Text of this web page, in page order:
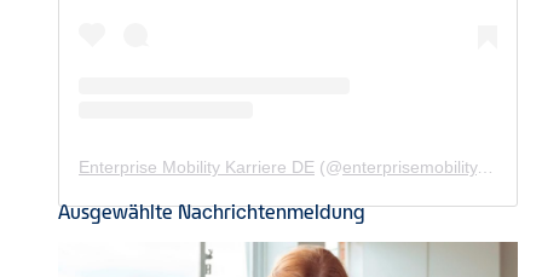
Enterprise Mobility Karriere DE (@enterprisemobility.karriere.de
Ausgewählte Nachrichtenmeldung